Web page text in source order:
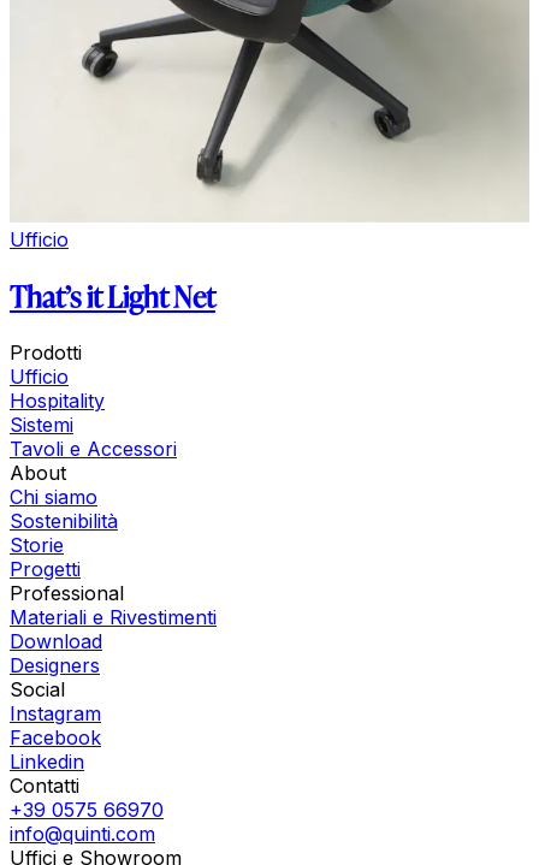
Ufficio
That’s it Light Net
Prodotti
Ufficio
Hospitality
Sistemi
Tavoli e Accessori
About
Chi siamo
Sostenibilità
Storie
Progetti
Professional
Materiali e Rivestimenti
Download
Designers
Social
Instagram
Facebook
Linkedin
Contatti
+39 0575 66970
info@quinti.com
Uffici e Showroom